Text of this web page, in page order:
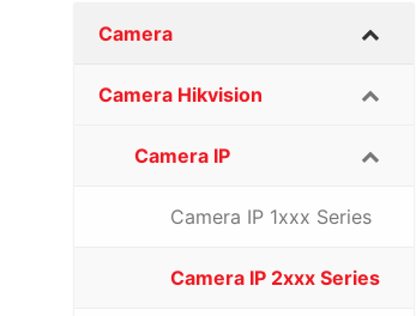
Camera
Camera Hikvision
Camera IP
Camera IP 1xxx Series
Camera IP 2xxx Series